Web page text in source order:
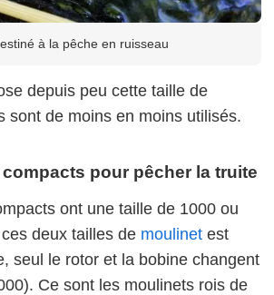
à la pêche en ruisseau
depuis peu cette taille de
sont de moins en moins utilisés.
pour pêcher la truite
ont une taille de 1000 ou
deux tailles de moulinet est
seul le rotor et la bobine changent
Ce sont les moulinets rois de